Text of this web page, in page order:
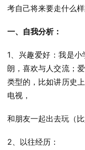
考自己将来要走什么
一、自我分析：
1、兴趣爱好：我是
朗，喜欢与人交流；
类型的，比如讲历史
电视，
和朋友一起出去玩（
2、以往经历：